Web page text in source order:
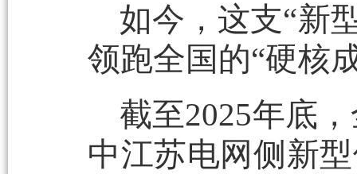
如今，这支“新
领跑全国的“硬核
截至2025年底
中江苏电网侧新